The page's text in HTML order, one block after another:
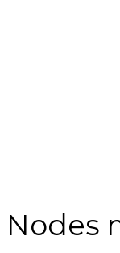
Nodes